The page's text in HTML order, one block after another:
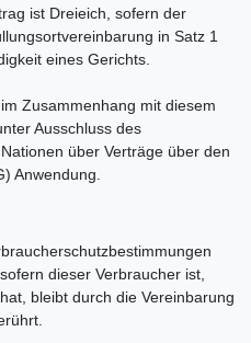
ist Dreieich, sofern der
in Satz 1
eines Gerichts.
Zusammenhang mit diesem
Ausschluss des
über Verträge über den
Anwendung.
dieser Verbraucher ist,
bleibt durch die Vereinbarung